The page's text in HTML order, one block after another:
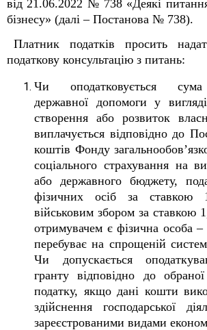
від 21.06.2022 № 738 «Деякі
бізнесу» (далі – Постанова № 738).
Платник податків просить
податкову консультацію з питань:
Чи оподатковується сума
державної допомоги у
створення або розвиток
виплачується відповідно до
коштів Фонду
соціального страхування на
або державного бюджету,
фізичних осіб за ставкою
військовим збором за ставкою
отримувачем є фізична особа
перебуває на спрощеній
Чи допускається
гранту відповідно до
податку, якщо дані кошти
здійснення господарської
зареєстрованими видами